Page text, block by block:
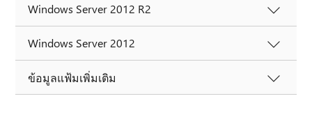
Windows Server 2012 R2
Windows Server 2012
ข้อมูลแฟ้มเพิ่มเติม